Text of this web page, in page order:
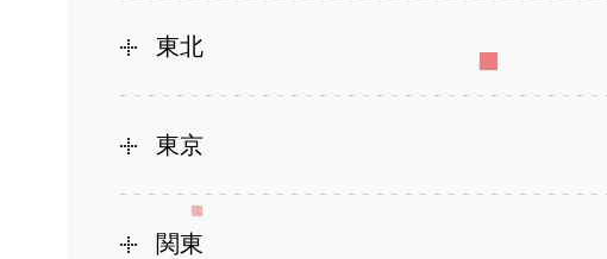
東北
東京
関東